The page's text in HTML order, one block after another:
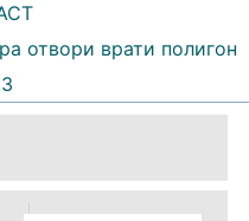
на
отвори врати полигон